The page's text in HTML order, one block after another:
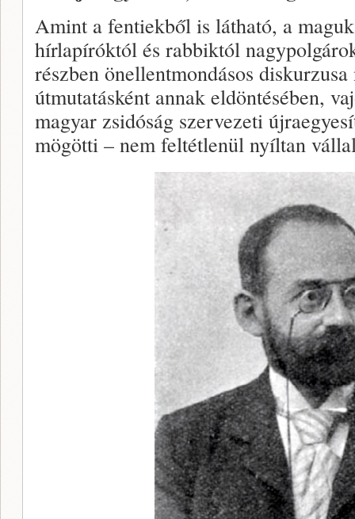
Amint a fentiekből is látható, a
hírlapíróktól és rabbiktól
részben önellentmondásos
útmutatásként annak eldöntésében,
magyar zsidóság szervezeti
mögötti – nem feltétlenül nyíltan